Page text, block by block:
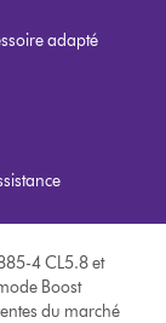
adapté
4 CL5.8 et
Boost
du marché